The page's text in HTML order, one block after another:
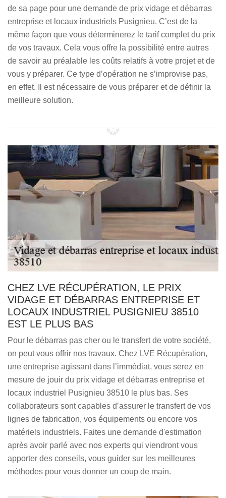
de sa page pour une demande de prix vidage et débarras
entreprise et locaux industriels Pusignieu. C’est de la
même façon que vous déterminerez le tarif complet du prix
de vos travaux. Cela vous offre la possibilité entre autres
de savoir au préalable les coûts relatifs à votre projet et de
vous y préparer. Ce type d’opération ne s’improvise pas,
en effet. Il est nécessaire de vous préparer et de définir la
meilleure solution.
CHEZ LVE RÉCUPÉRATION, LE PRIX
VIDAGE ET DÉBARRAS ENTREPRISE ET
LOCAUX INDUSTRIEL PUSIGNIEU 38510
EST LE PLUS BAS
Pour le débarras pas cher ou le transfert de votre société,
on peut vous offrir nos travaux. Chez LVE Récupération,
une entreprise agissant dans l’immédiat, vous serez en
mesure de jouir du prix vidage et débarras entreprise et
locaux industriel Pusignieu 38510 le plus bas. Ses
collaborateurs sont capables d’assurer le transfert de vos
lignes de fabrication, vos équipements ou encore vos
matériels industriels. Faites une demande d'estimation
après avoir parlé avec nos experts qui viendront vous
apporter des conseils, vous guider sur les meilleures
méthodes pour vous donner un coup de main.